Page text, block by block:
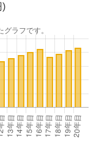
)
ラフです。